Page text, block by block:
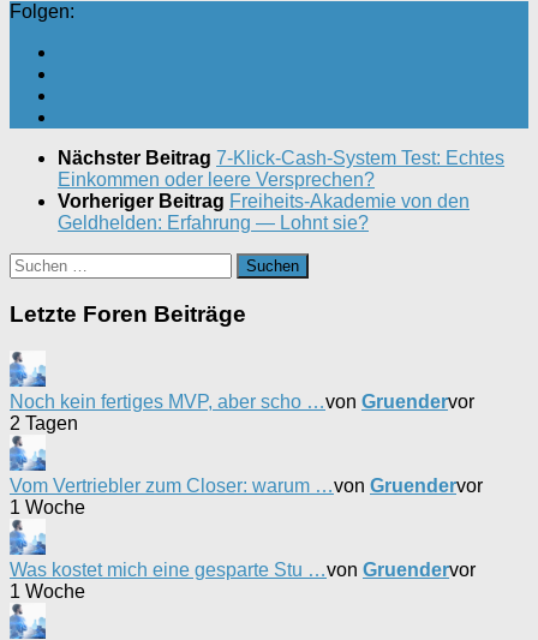
Folgen:
Nächster Beitrag 7-Klick-Cash-System Test: Echtes
Einkommen oder leere Versprechen?
Vorheriger Beitrag Freiheits-Akademie von den
Geldhelden: Erfahrung — Lohnt sie?
Suchen
nach:
Letzte Foren Beiträge
Noch kein fertiges MVP, aber scho …von Gruendervor
2 Tagen
Vom Vertriebler zum Closer: warum …von Gruendervor
1 Woche
Was kostet mich eine gesparte Stu …von Gruendervor
1 Woche